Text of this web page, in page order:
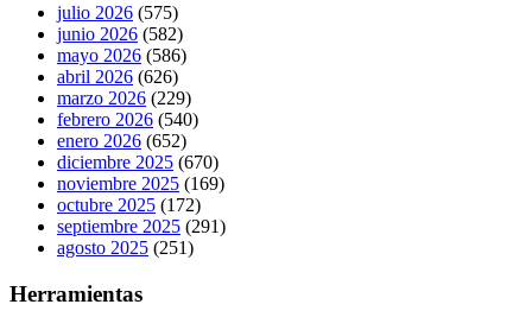
julio 2026 (575)
junio 2026 (582)
mayo 2026 (586)
abril 2026 (626)
marzo 2026 (229)
febrero 2026 (540)
enero 2026 (652)
diciembre 2025 (670)
noviembre 2025 (169)
octubre 2025 (172)
septiembre 2025 (291)
agosto 2025 (251)
Herramientas